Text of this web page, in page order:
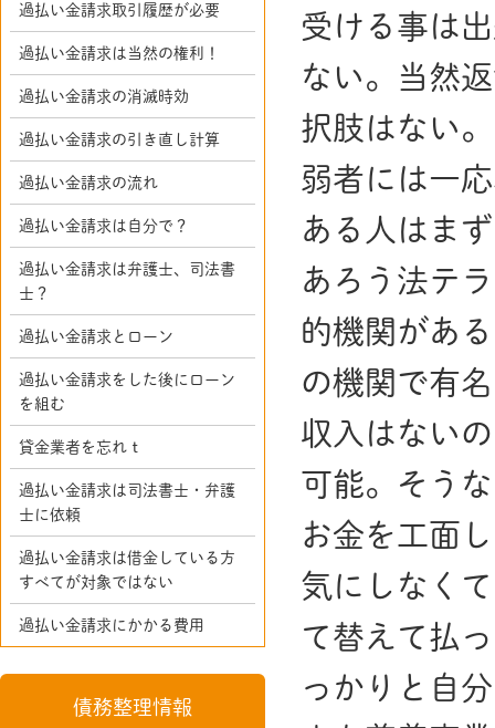
受ける事は
ない。当然
択肢はない
弱者には一
ある人はま
あろう法テ
的機関があ
の機関で有
収入はない
可能。そう
お金を工面
気にしなく
て替えて払
っかりと自
過払い金請求取引履歴が必要
過払い金請求は当然の権利！
過払い金請求の消滅時効
過払い金請求の引き直し計算
過払い金請求の流れ
過払い金請求は自分で？
過払い金請求は弁護士、司法書
士？
過払い金請求とローン
過払い金請求をした後にローン
を組む
貸金業者を忘れｔ
過払い金請求は司法書士・弁護
士に依頼
過払い金請求は借金している方
すべてが対象ではない
過払い金請求にかかる費用
債務整理情報